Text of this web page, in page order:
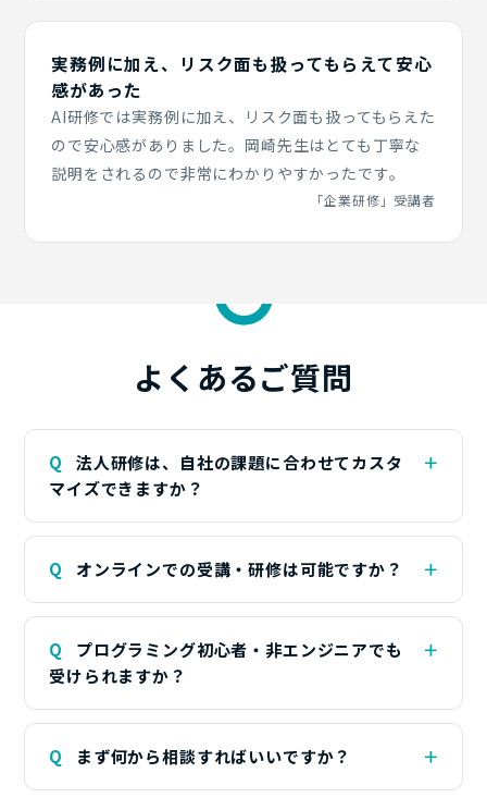
実務例に加え、リスク面も扱ってもらえて安心
感があった
AI研修では実務例に加え、リスク面も扱ってもらえた
ので安心感がありました。岡崎先生はとても丁寧な
説明をされるので非常にわかりやすかったです。
「企業研修」受講者
よくあるご質問
Q
法人研修は、自社の課題に合わせてカスタ
マイズできますか？
Q オンラインでの受講・研修は可能ですか？
Q
プログラミング初心者・非エンジニアでも
受けられますか？
Q まず何から相談すればいいですか？